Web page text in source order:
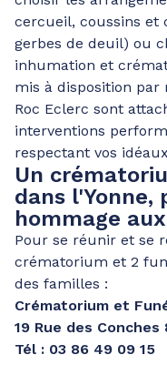
cercueil, coussins et
gerbes de deuil) ou
inhumation et
mis à disposition par
Roc Eclerc sont
interventions
respectant vos
Un
dans l'Yonne,
hommage
Pour se réunir et se
crématorium et 2
des familles :
Crématorium et
19 Rue des
Tél : 03 86 49 09 15